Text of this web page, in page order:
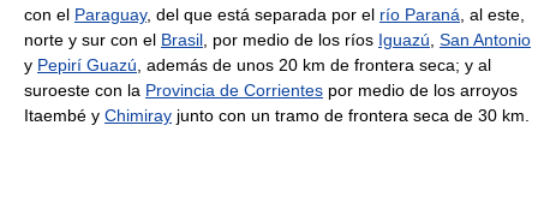
con el Paraguay, del que está separada por el río Paraná , al este,
norte y sur con el Brasil , por medio de los ríos Iguazú San Antonio
y Pepirí Guazú , además de unos 20 km de frontera seca; y al
suroeste con la Provincia de Corrientes por medio de los arroyos
Itaembé y Chimiray junto con un tramo de frontera seca de 30 km.